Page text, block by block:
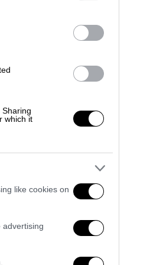
which it
like cookies on
advertising
με την
δράμα
Κεντρικό...
Κεντρικό
ΑΠΟΣΠΑΣΜΑΤΑ...
Βίντεο
θανατηφόρο
ΑΠΟΣΠΑΣΜΑΤΑ...
Μνημόσυνο
Α΄